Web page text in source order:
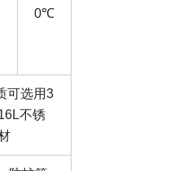
0℃
可选用3
不锈